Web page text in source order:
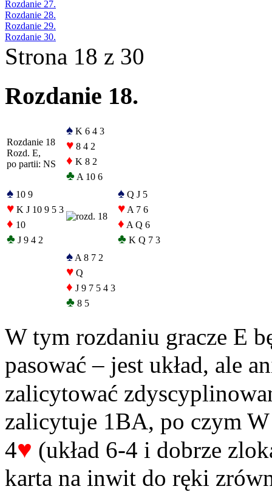
Rozdanie 27.
Rozdanie 28.
Rozdanie 29.
Rozdanie 30.
Strona 18 z 30
Rozdanie 18.
Rozdanie 18
Rozd. E,
po partii: NS
♠ K 6 4 3
♥ 8 4 2
♦ K 8 2
♣ A 10 6
♠ 10 9
♥ K J 10 9 5 3
♦ 10
♣ J 9 4 2
♠ Q J 5
♥ A 7 6
♦ A Q 6
♣ K Q 7 3
♠ A 8 7 2
♥ Q
♦ J 9 7 5 4 3
♣ 8 5
W tym rozdaniu gracze E
pasować – jest układ, ale
zalicytować
zalicytuje 1BA, po czym
4♥ (układ 6-4 i dobrze
karta na inwit do ręki